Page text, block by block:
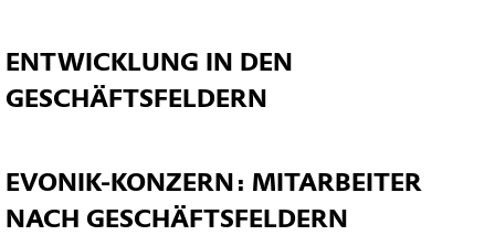
ENTWICKLUNG IN DEN
GESCHÄFTSFELDERN
EVONIK-KONZERN: MITARBEITER
NACH GESCHÄFTSFELDERN